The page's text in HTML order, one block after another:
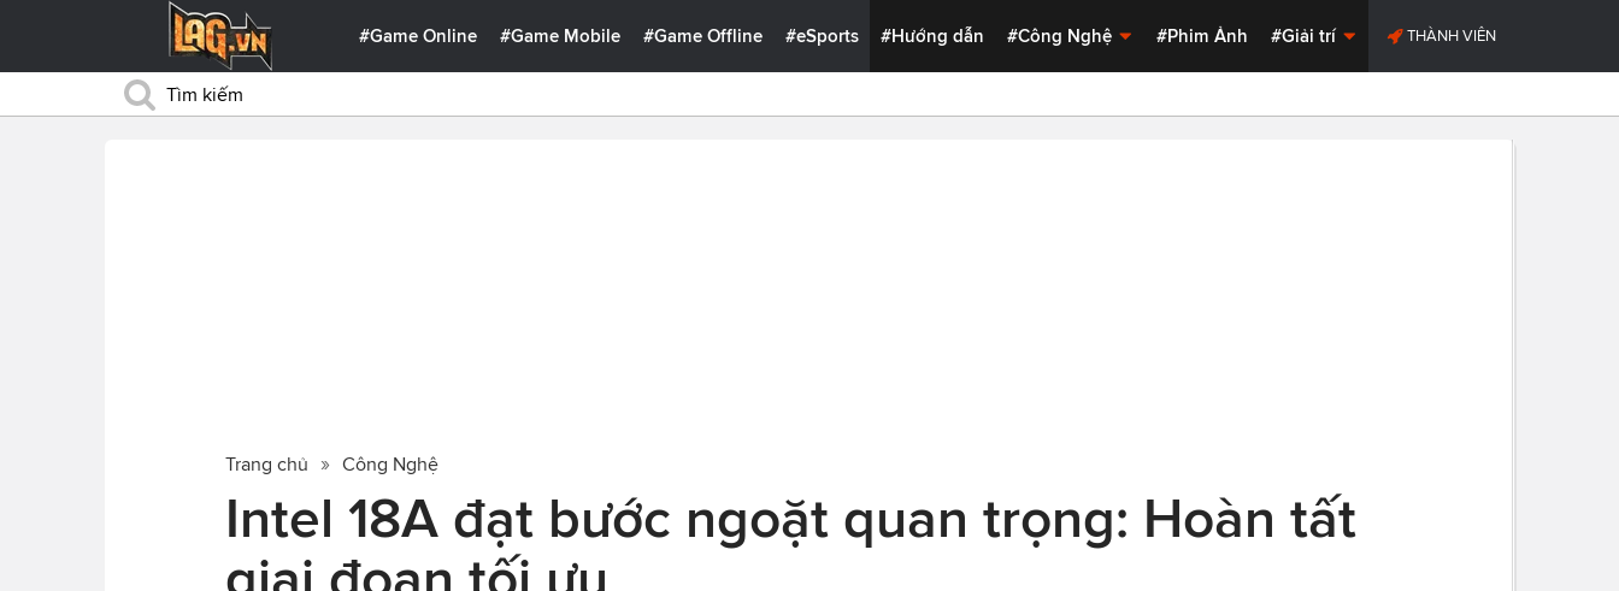
#Game Online #Game Mobile #Game Offline #eSports #Hướng dẫn #Công Nghệ #Phim Ảnh #Giải trí THÀNH VIÊN
Trang chủ Công Nghệ
Intel 18A đạt bước ngoặt quan trọng: Hoàn tất
giai đoạn tối ưu